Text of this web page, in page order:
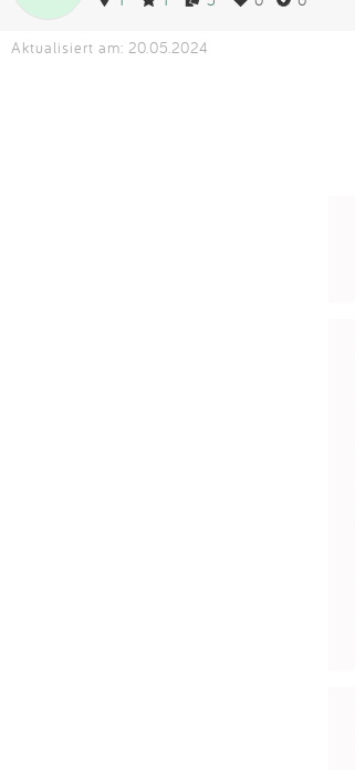
Aktualisiert am: 20.05.2024